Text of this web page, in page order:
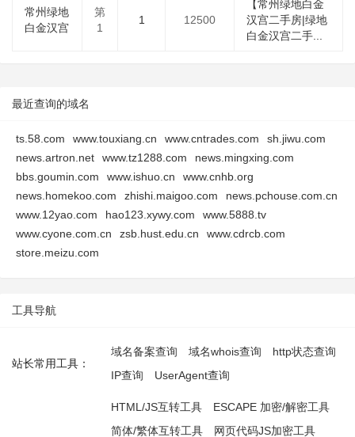
常州绿地
白金汉宫
第
1
1 12500
【常州绿地白金
汉宫二手房|绿地
白金汉宫二手...
最近查询的域名
ts.58.com www.touxiang.cn www.cntrades.com
sh.jiwu.com
news.artron.net
www.tz1288.com
news.mingxing.com
bbs.goumin.com
www.ishuo.cn
www.cnhb.org
news.homekoo.com
zhishi.maigoo.com
news.pchouse.com.cn
www.12yao.com
hao123.xywy.com
www.5888.tv
www.cyone.com.cn
zsb.hust.edu.cn
www.cdrcb.com
store.meizu.com
工具导航
站长常用工具：
域名备案查询 域名whois查询
http状态查询
IP查询
UserAgent查询
HTML/JS互转工具
ESCAPE 加密/解密工具
简体/繁体互转工具
网页代码JS加密工具